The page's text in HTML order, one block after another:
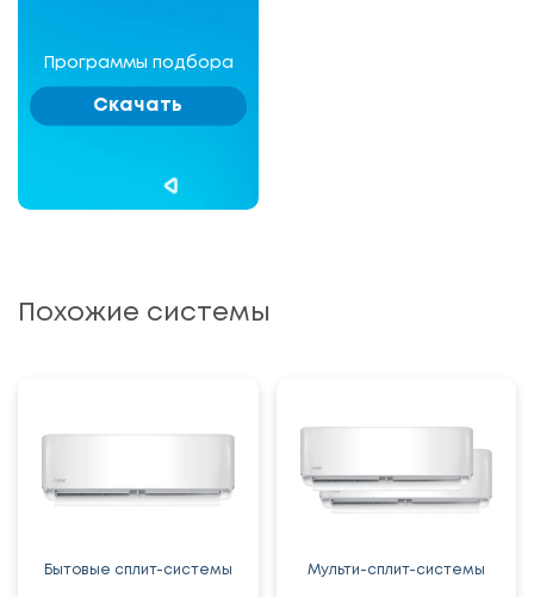
Программы подбора
Скачать
Похожие системы
Бытовые сплит-системы Мульти-сплит-системы